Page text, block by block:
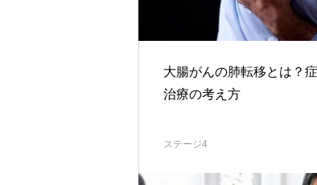
大腸がんの肺転移とは？
治療の考え方
ステージ4